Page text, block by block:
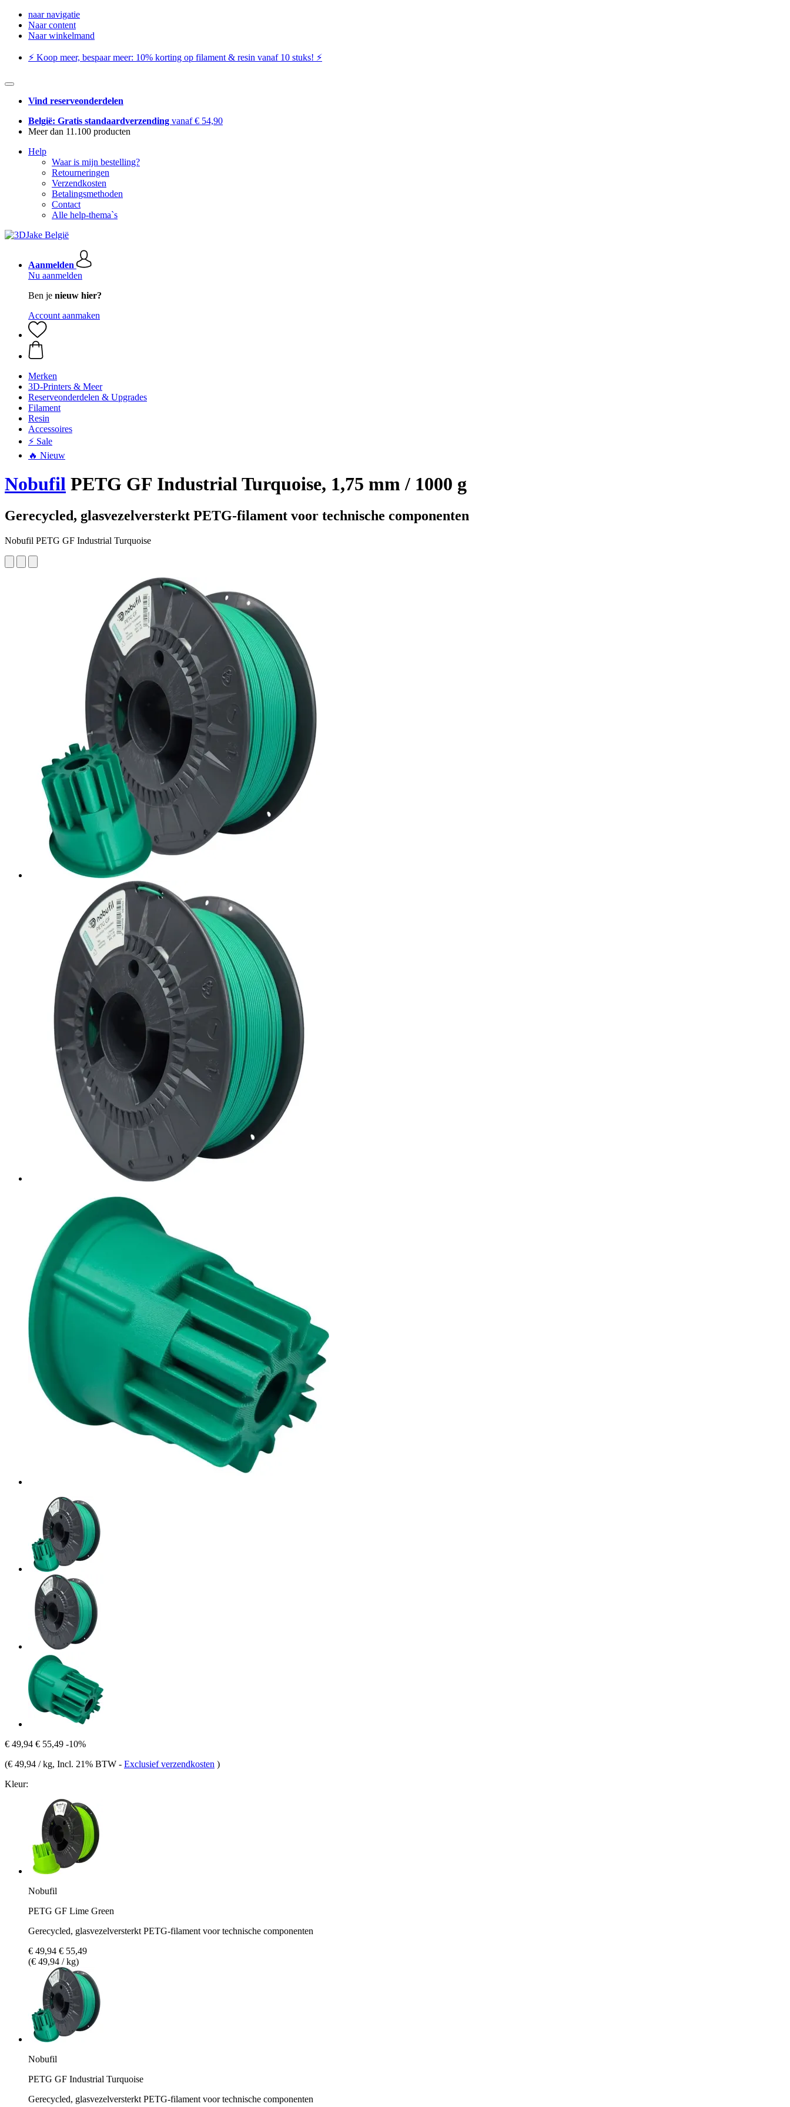
naar navigatie
Naar content
Naar winkelmand
⚡️ Koop meer, bespaar meer: ​​10% korting op filament & resin vanaf 10 stuks! ⚡️
Vind reserveonderdelen
België: Gratis standaardverzending vanaf € 54,90
Meer dan 11.100 producten
Help
Waar is mijn bestelling?
Retourneringen
Verzendkosten
Betalingsmethoden
Contact
Alle help-thema`s
Aanmelden
Nu aanmelden
Ben je nieuw hier?
Account aanmaken
Merken
3D-Printers & Meer
Reserveonderdelen & Upgrades
Filament
Resin
Accessoires
⚡ Sale
🔥 Nieuw
Nobufil PETG GF Industrial Turquoise, 1,75 mm / 1000 g
Gerecycled, glasvezelversterkt PETG-filament voor technische componenten
Nobufil PETG GF Industrial Turquoise
€ 49,94 € 55,49 -10%
(€ 49,94 / kg, Incl. 21% BTW - Exclusief verzendkosten )
Kleur:
Nobufil
PETG GF Lime Green
Gerecycled, glasvezelversterkt PETG-filament voor technische componenten
€ 49,94 € 55,49
(€ 49,94 / kg)
Nobufil
PETG GF Industrial Turquoise
Gerecycled, glasvezelversterkt PETG-filament voor technische componenten